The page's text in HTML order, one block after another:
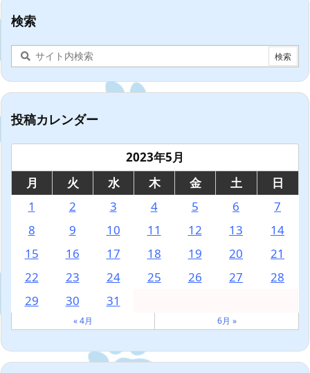
検索
投稿カレンダー
2023年5月
月
火 水 木 金 土
日
1
2 3 4 5 6
7
8
9 10 11 12 13
14
15
16 17 18 19 20
21
22
23 24 25 26 27
28
29
30 31
« 4月 6月 »